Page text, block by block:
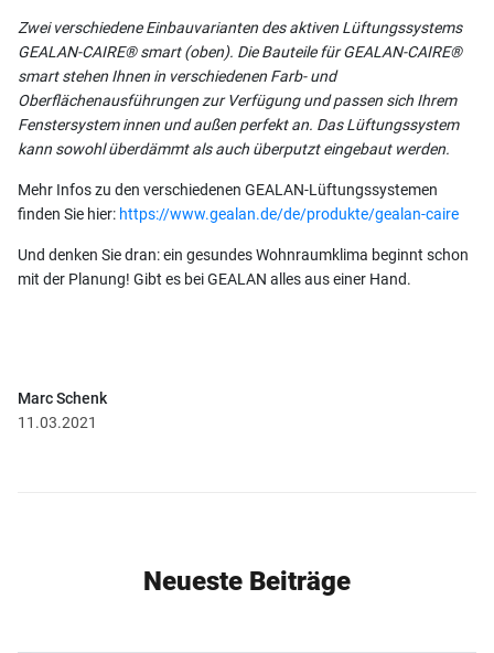
Zwei verschiedene Einbauvarianten des aktiven Lüftungssystems
GEALAN-CAIRE® smart (oben). Die Bauteile für GEALAN-CAIRE®
smart stehen Ihnen in verschiedenen Farb- und
Oberflächenausführungen zur Verfügung und passen sich Ihrem
Fenstersystem innen und außen perfekt an. Das Lüftungssystem
kann sowohl überdämmt als auch überputzt eingebaut werden.
Mehr Infos zu den verschiedenen GEALAN-Lüftungssystemen
finden Sie hier: https://www.gealan.de/de/produkte/gealan-caire
Und denken Sie dran: ein gesundes Wohnraumklima beginnt schon
mit der Planung! Gibt es bei GEALAN alles aus einer Hand.
Marc Schenk
11.03.2021
Neueste Beiträge